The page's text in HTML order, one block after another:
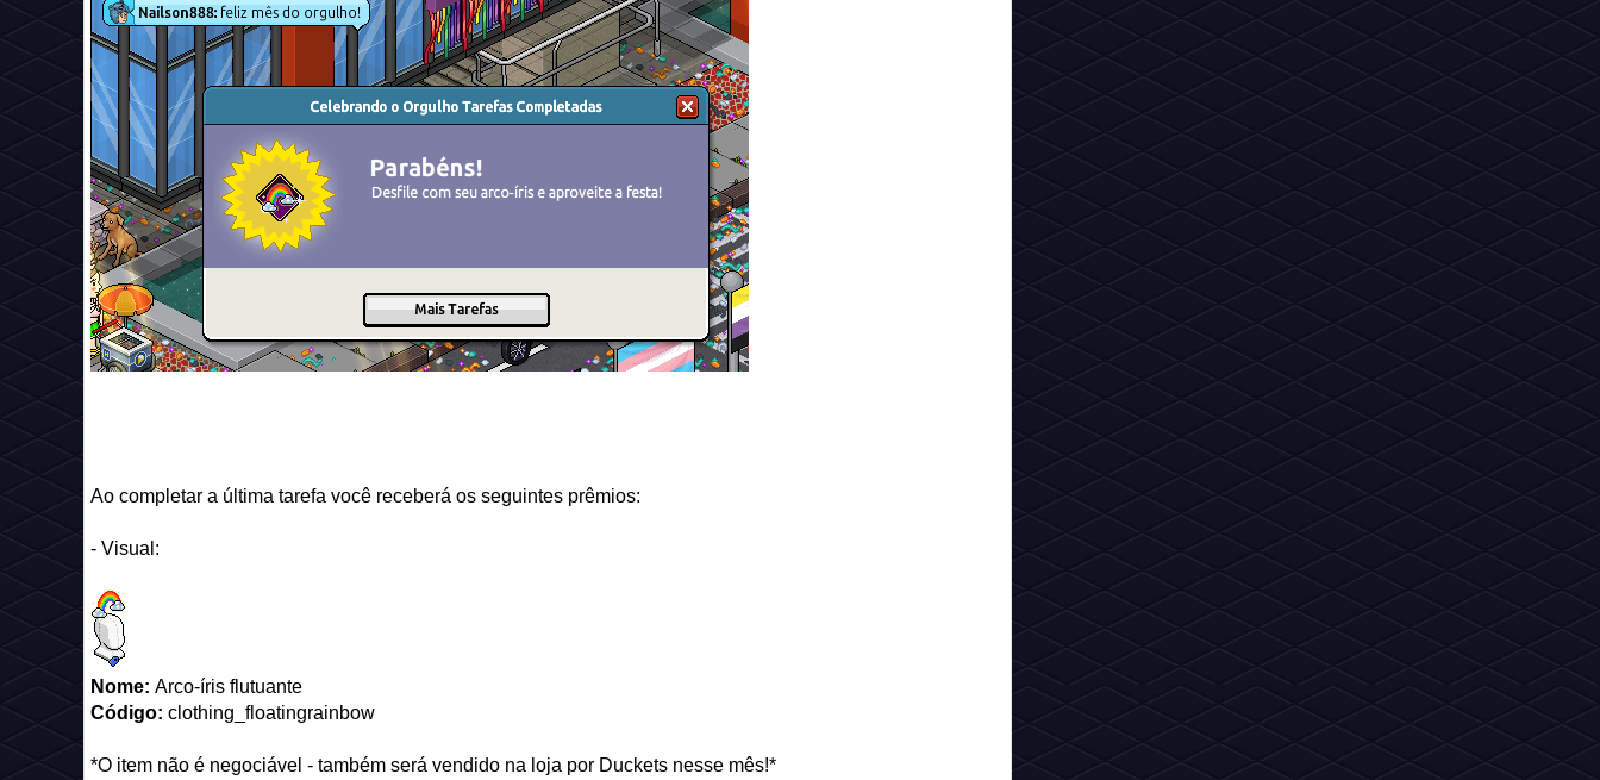
Ao completar a última tarefa você receberá os seguintes prêmios:
- Visual:
Nome: Arco-íris flutuante
Código: clothing_floatingrainbow
*O item não é negociável - também será vendido na loja por Duckets nesse mês!*